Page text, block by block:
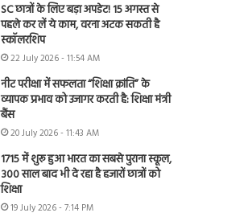
SC छात्रों के लिए बड़ा अपडेट! 15 अगस्त से
पहले कर लें ये काम, वरना अटक सकती है
स्कॉलरशिप
22 July 2026 - 11:54 AM
नीट परीक्षा में सफलता “शिक्षा क्रांति” के
व्यापक प्रभाव को उजागर करती है: शिक्षा मंत्री
बैंस
20 July 2026 - 11:43 AM
1715 में शुरू हुआ भारत का सबसे पुराना स्कूल,
300 साल बाद भी दे रहा है हजारों छात्रों को
शिक्षा
19 July 2026 - 7:14 PM